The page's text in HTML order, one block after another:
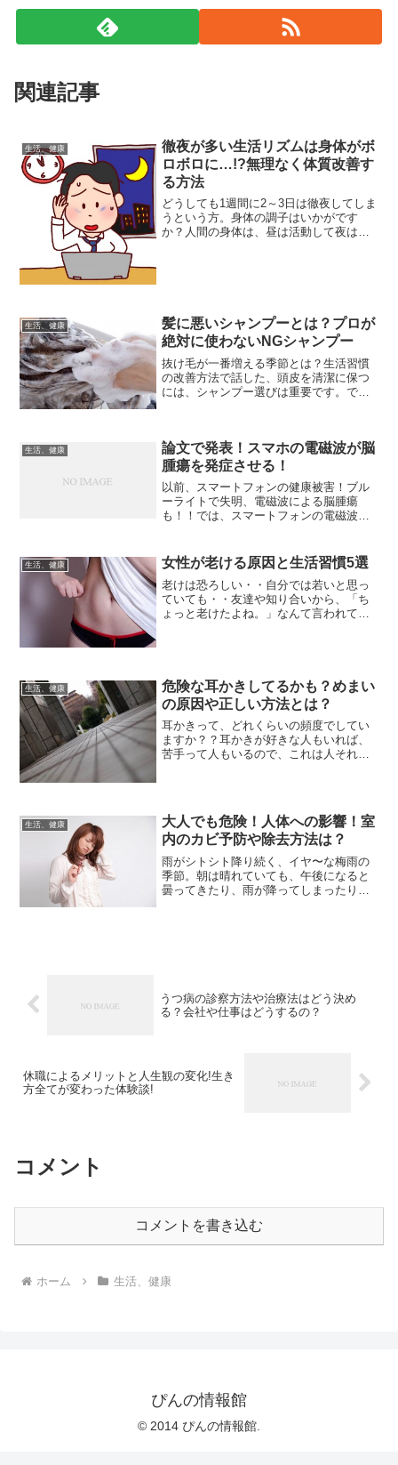
関連記事
生活、健康
徹夜が多い生活リズムは身体がボ
ロボロに…!?無理なく体質改善す
る方法
どうしても1週間に2～3日は徹夜してしま
うという方。身体の調子はいかがです
か？人間の身体は、昼は活動して夜は眠
生活、健康
髪に悪いシャンプーとは？プロが
絶対に使わないNGシャンプー
抜け毛が一番増える季節とは？生活習慣
の改善方法で話した、頭皮を清潔に保つ
には、シャンプー選びは重要です。でも
ば、シャンプーが多過ぎて...
生活、健康
論文で発表！スマホの電磁波が脳
腫瘍を発症させる！
以前、スマートフォンの健康被害！ブル
ーライトで失明、電磁波による脳腫瘍
も！！では、スマートフォンの電磁波が
スなどで報道されている事を話しまし
た。なぜ日本では、報道されな...
生活、健康 女性が老ける原因と生活習慣5選
老けは恐ろしい・・自分では若いと思っ
ていても・・友達や知り合いから、「ち
ょっと老けたよね。」なんて言われてし
生活、健康
危険な耳かきしてるかも？めまい
の原因や正しい方法とは？
耳かきって、どれくらいの頻度でしてい
ますか？？耳かきが好きな人もいれば、
苦手って人もいるので、これは人それぞ
る人。お風呂上りに、必ず...
生活、健康
大人でも危険！人体への影響！室
内のカビ予防や除去方法は？
雨がシトシト降り続く、イヤ〜な梅雨の
季節。朝は晴れていても、午後になると
曇ってきたり、雨が降ってしまったり。
うつ病の診察方法や治療法はどう決め
る？会社や仕事はどうするの？
休職によるメリットと人生観の変化!生き
方全てが変わった体験談!
コメント
コメントを書き込む
ホーム 生活、健康
ぴんの情報館
© 2014 ぴんの情報館.